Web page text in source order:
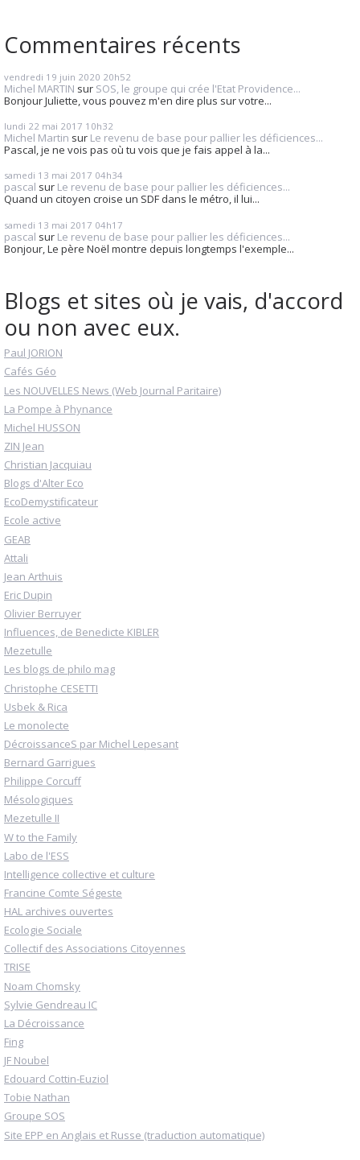
Commentaires récents
vendredi 19 juin 2020 20h52
Michel MARTIN sur SOS, le groupe qui crée l'Etat Providence...
Bonjour Juliette, vous pouvez m'en dire plus sur votre...
lundi 22 mai 2017 10h32
Michel Martin sur Le revenu de base pour pallier les déficiences...
Pascal, je ne vois pas où tu vois que je fais appel à la...
samedi 13 mai 2017 04h34
pascal sur Le revenu de base pour pallier les déficiences...
Quand un citoyen croise un SDF dans le métro, il lui...
samedi 13 mai 2017 04h17
pascal sur Le revenu de base pour pallier les déficiences...
Bonjour, Le père Noël montre depuis longtemps l'exemple...
Blogs et sites où je vais, d'accord
ou non avec eux.
Paul JORION
Cafés Géo
Les NOUVELLES News (Web Journal Paritaire)
La Pompe à Phynance
Michel HUSSON
ZIN Jean
Christian Jacquiau
Blogs d'Alter Eco
EcoDemystificateur
Ecole active
GEAB
Attali
Jean Arthuis
Eric Dupin
Olivier Berruyer
Influences, de Benedicte KIBLER
Mezetulle
Les blogs de philo mag
Christophe CESETTI
Usbek & Rica
Le monolecte
DécroissanceS par Michel Lepesant
Bernard Garrigues
Philippe Corcuff
Mésologiques
Mezetulle II
W to the Family
Labo de l'ESS
Intelligence collective et culture
Francine Comte Ségeste
HAL archives ouvertes
Ecologie Sociale
Collectif des Associations Citoyennes
TRISE
Noam Chomsky
Sylvie Gendreau IC
La Décroissance
Fing
JF Noubel
Edouard Cottin-Euziol
Tobie Nathan
Groupe SOS
Site EPP en Anglais et Russe (traduction automatique)